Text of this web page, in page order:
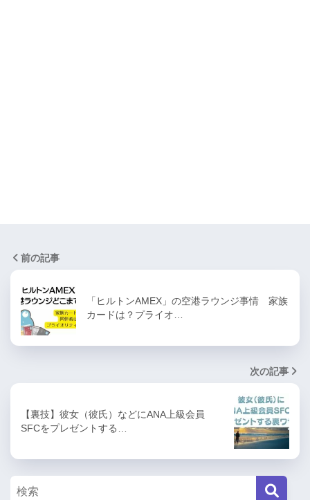
前の記事
「ヒルトンAMEX」の空港ラウンジ事情 家族
カードは？プライオ…
次の記事
【裏技】彼女（彼氏）などにANA上級会員
SFCをプレゼントする…